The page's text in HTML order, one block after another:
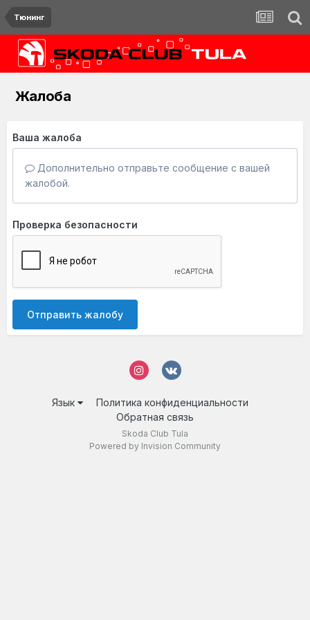
Тюнинг
Жалоба
Ваша жалоба
Дополнительно отправьте сообщение с вашей
жалобой.
Проверка безопасности
Отправить жалобу
Язык
Политика конфиденциальности
Обратная связь
Skoda Club Tula
Powered by Invision Community